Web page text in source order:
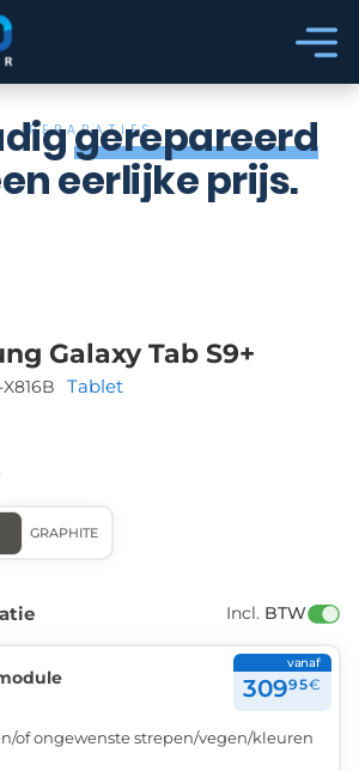
REPARATIES
gerepareerd
eerlijke prijs.
Galaxy Tab S9+
Tablet
GRAPHITE
Incl. BTW
vanaf
30995€
of ongewenste strepen/vegen/kleuren